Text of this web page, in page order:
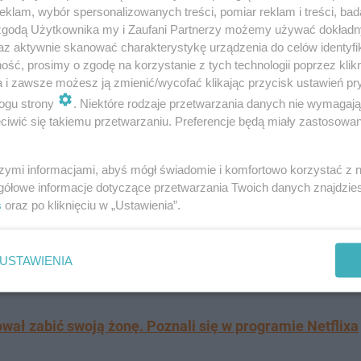
przyjaciółki
w sieci zawrzało. Zarówno polscy, jak i
jak Julia, to kto potrzebowałby wrogów.
że marzy mi się suknia z odkrytymi plecami i
chciałam sukienkę z takimi całymi
tyle - powiedziała na TikToku.
zabić swoją żonę. Poznali się w programie Netflixa
wybór spersonalizowanych treści, pomiar reklam i treści,
Użytkownika my i Zaufani Partnerzy możemy używać
aktywnie skanować charakterystykę urządzenia do celów
prosimy o zgodę na korzystanie z tych technologii poprzez
i zawsze możesz ją zmienić/wycofać klikając przycisk ustawień
strony
. Niektóre rodzaje przetwarzania danych nie
się takiemu przetwarzaniu. Preferencje będą miały
informacjami, abyś mógł świadomie i komfortowo korzystać z
informacje dotyczące przetwarzania Twoich danych
oraz po kliknięciu w „Ustawienia”.
USTAWIENIA